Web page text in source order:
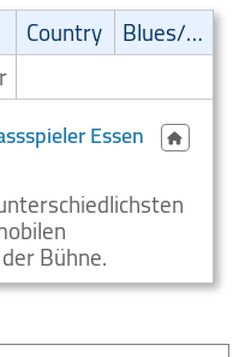
Country
Blues/Swing
Essen
Bühne.